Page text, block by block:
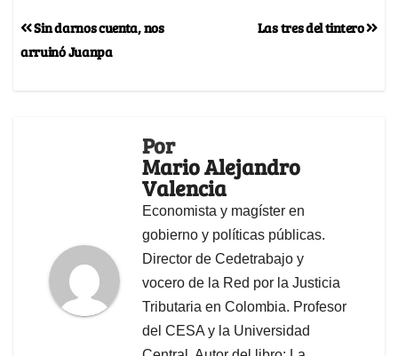
Las tres del tintero
Sin darnos cuenta, nos
arruinó Juanpa
Por
Mario Alejandro
Valencia
Economista y magíster en
gobierno y políticas públicas.
Director de Cedetrabajo y
vocero de la Red por la Justicia
Tributaria en Colombia. Profesor
del CESA y la Universidad